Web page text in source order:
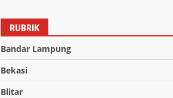
RUBRIK
Bandar Lampung
Bekasi
Blitar